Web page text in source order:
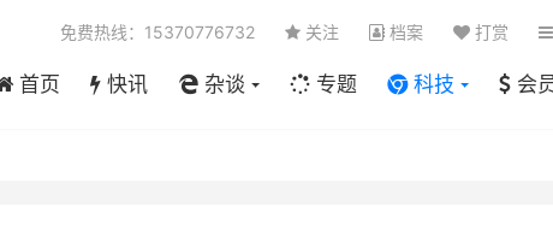
首页 快讯 杂谈 专题 科技 会
免费热线：15370776732 关注 档案 打赏